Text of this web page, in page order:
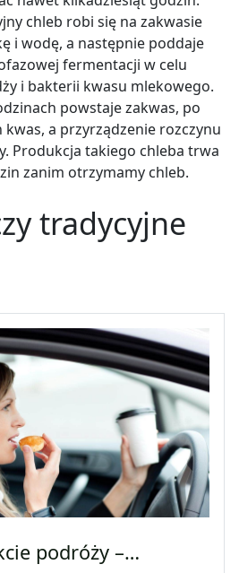
chleb robi się na zakwasie
i wodę, a następnie poddaje
fermentacji w celu
i bakterii kwasu mlekowego.
powstaje zakwas, po
a przyrządzenie rozczynu
Produkcja takiego chleba trwa
zanim otrzymamy chleb.
tradycyjne
podróży –…